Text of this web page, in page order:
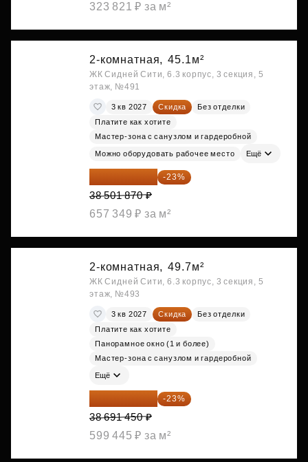
323 821 ₽ за м²
2-комнатная, 45.1м²
ЖК Сидней Сити, 6.3 корпус, 3 секция, 5
этаж, №491
3 кв 2027 Скидка
Без отделки
Платите как хотите
Мастер-зона с санузлом и гардеробной
Можно оборудовать рабочее место Ещё
29 646 440 ₽ -23%
38 501 870 ₽
657 349 ₽ за м²
2-комнатная, 49.7м²
ЖК Сидней Сити, 6.3 корпус, 3 секция, 5
этаж, №493
3 кв 2027 Скидка
Без отделки
Платите как хотите
Панорамное окно (1 и более)
Мастер-зона с санузлом и гардеробной
Ещё
29 792 417 ₽ -23%
38 691 450 ₽
599 445 ₽ за м²